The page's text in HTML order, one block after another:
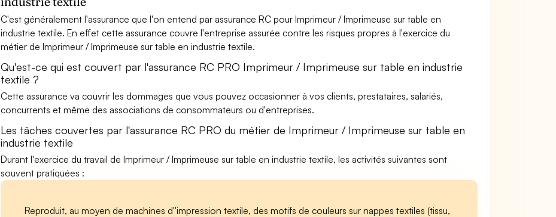
C'est généralement l'assurance que l'on entend par assurance RC pour Imprimeur / Imprimeuse sur table en
industrie textile. En effet cette assurance couvre l'entreprise assurée contre les risques propres à l'exercice du
métier de Imprimeur / Imprimeuse sur table en industrie textile.
Qu'est-ce qui est couvert par l'assurance RC PRO Imprimeur / Imprimeuse sur table en industrie
textile ?
Cette assurance va couvrir les dommages que vous pouvez occasionner à vos clients, prestataires, salariés,
concurrents et même des associations de consommateurs ou d'entreprises.
Les tâches couvertes par l'assurance RC PRO du métier de Imprimeur / Imprimeuse sur table en
industrie textile
Durant l'exercice du travail de Imprimeur / Imprimeuse sur table en industrie textile, les activités suivantes sont
souvent pratiquées :
Reproduit, au moyen de machines d''impression textile, des motifs de couleurs sur nappes textiles (tissu,